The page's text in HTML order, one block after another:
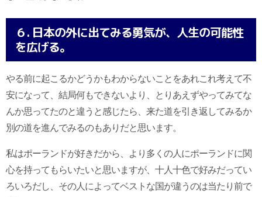
６. 日本の外に出てみる勇気が、人生の可能性
を広げる。
やる前に起こるかどうかもわからないことをあれこれ考えて不
安になって、結局何もできないより、とりあえずやってみてな
んか思ってたのと違うと感じたら、来た道を引き返してみるか
別の道を進んでみるのもありだと思います。
私はポーランドが好きだから、より多くの人にポーランドに関
心を持ってもらいたいと思いますが、十人十色で好みだってい
ろいろだし、その人によってベストな国が違うのは当たり前で